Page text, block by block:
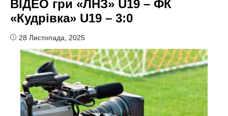
ВІДЕО гри «ЛНЗ» U19 – ФК
«Кудрівка» U19 – 3:0
28 Листопада, 2025